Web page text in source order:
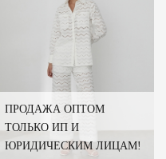
ПРОДАЖА ОПТОМ
ТОЛЬКО ИП И
ЮРИДИЧЕСКИМ ЛИЦАМ!